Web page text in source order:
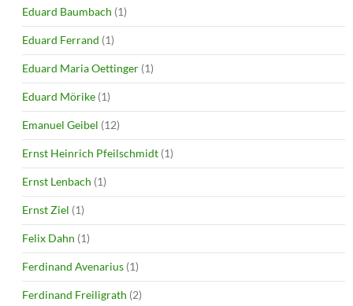
Eduard Baumbach (1)
Eduard Ferrand (1)
Eduard Maria Oettinger (1)
Eduard Mörike (1)
Emanuel Geibel (12)
Ernst Heinrich Pfeilschmidt (1)
Ernst Lenbach (1)
Ernst Ziel (1)
Felix Dahn (1)
Ferdinand Avenarius (1)
Ferdinand Freiligrath (2)